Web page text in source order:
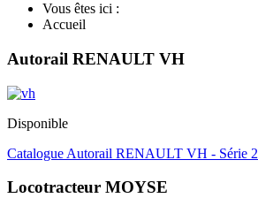
Vous êtes ici :
Accueil
Autorail RENAULT VH
Disponible
Catalogue Autorail RENAULT VH - Série 2
Locotracteur MOYSE